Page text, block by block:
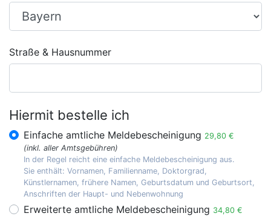
Straße & Hausnummer
Hiermit bestelle ich
Einfache amtliche Meldebescheinigung 29,80 €
(inkl. aller Amtsgebühren)
In der Regel reicht eine einfache Meldebescheinigung aus.
Sie enthält: Vornamen, Familienname, Doktorgrad,
Künstlernamen, frühere Namen, Geburtsdatum und Geburtsort,
Anschriften der Haupt- und Nebenwohnung
Erweiterte amtliche Meldebescheinigung 34,80 €